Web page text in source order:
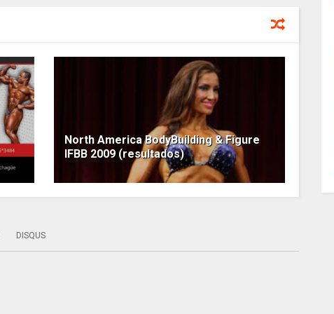
North America BodyBuilding & Figure
IFBB 2009 (resultados)
DISQUS